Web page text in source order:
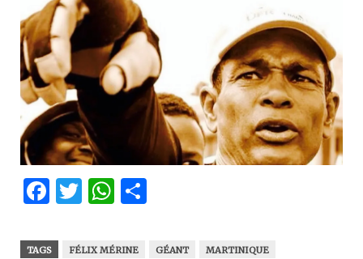
Facebook
Twitter
WhatsApp
TAGS FÉLIX MÉRINE GÉANT
MARTINIQUE